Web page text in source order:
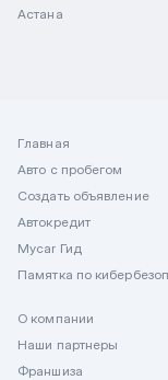
Астана
Главная
Авто с пробегом
Создать объявление
Автокредит
Mycar Гид
Памятка по
О компании
Наши партнеры
Франшиза